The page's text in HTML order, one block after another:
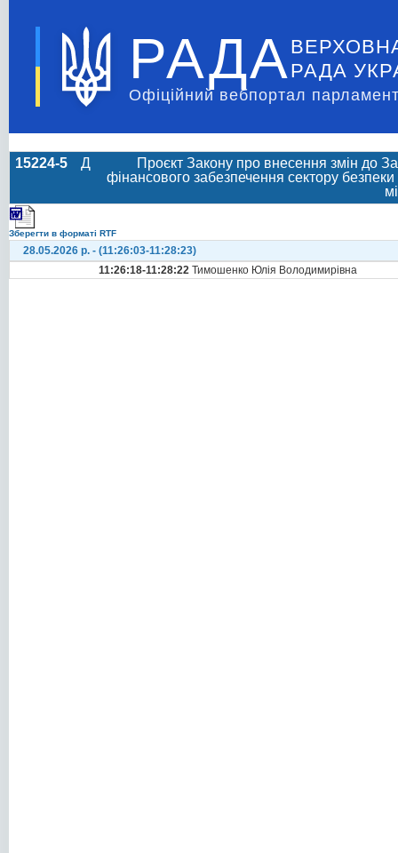
РАДА РАДА
Офіційний вебпортал
15224-5 Д
Проєкт Закону про внесення змін до
фінансового забезпечення сектору
Зберегти в форматі RTF
28.05.2026 р. - (11:26:03-11:28:23)
11:26:18-11:28:22 Тимошенко Юлія Володимирівна